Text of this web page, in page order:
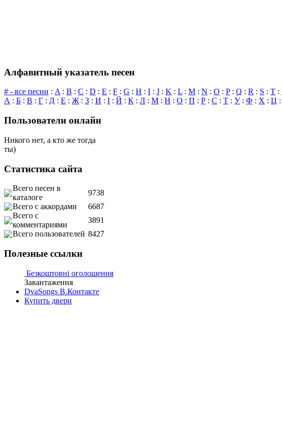
Алфавитный указатель песен
# - все песни : A: B : C : D : E : F : G : H : I : J : K : L : M : N : O : P: Q : R : S : T :
А : Б : В : Г : Д : Е : Ж: З : И : І : Й : К : Л : М : Н : О : П : Р : С : Т : У: Ф : Х : Ц :
Пользователи онлайн
Никого нет, а кто же тогда
ты)
Статистика сайта
Всего песен в
каталоге
9738
Всего с аккордами
6687
Всего с
комментариями
3891
Всего пользователей 8427
Полезные ссылки
Безкоштовні оголошення
Завантаження
DvaSongs В.Контакте
Купить двери